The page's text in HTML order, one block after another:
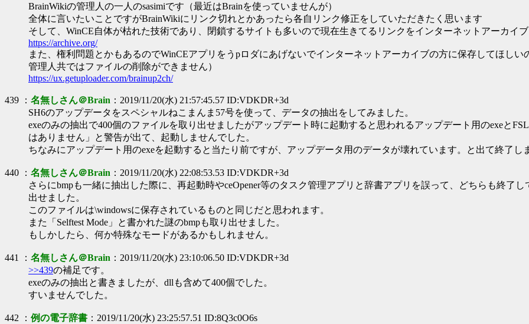
BrainWikiの管理人の一人のsasimiです（最近はBrainを使っていませんが）
全体に言いたいことですがBrainWikiにリンク切れとかあったら各自リンク修正をしていただきたく思います
そして、WinCE自体が枯れた技術であり、閉鎖するサイトも多いので現在生きてるリンクをインターネットアーカイ
https://archive.org/
また、権利問題とかもあるのでWinCEアプリをうpロダにあげないでインターネットアーカイブの方に保存してほし
管理人共ではファイルの削除ができません）
https://ux.getuploader.com/brainup2ch/
439 ： 名無しさん＠Brain ：2019/11/20(水) 21:57:45.57 ID:VDKDR+3d
SH6のアップデータをスペシャルねこまんま57号を使って、データの抽出をしてみました。
exeのみの抽出で400個のファイルを取り出せましたがアップデート時に起動すると思われるアップデート用のexeと
はありません」と警告が出て、起動しませんでした。
ちなみにアップデート用のexeを起動すると当たり前ですが、アップデータ用のデータが壊れています。と出て終了し
440 ： 名無しさん＠Brain ：2019/11/20(水) 22:08:53.53 ID:VDKDR+3d
さらにbmpも一緒に抽出した際に、再起動時やceOpener等のタスク管理アプリと辞書アプリを誤って、どちらも終了
出せました。
このファイルは\windowsに保存されているものと同じだと思われます。
また「Selftest Mode」と書かれた謎のbmpも取り出せました。
もしかしたら、何か特殊なモードがあるかもしれません。
441 ： 名無しさん＠Brain ：2019/11/20(水) 23:10:06.50 ID:VDKDR+3d
>>439の補足です。
exeのみの抽出と書きましたが、dllも含めて400個でした。
すいませんでした。
442 ： 例の電子辞書 ：2019/11/20(水) 23:25:57.51 ID:8Q3c0O6s